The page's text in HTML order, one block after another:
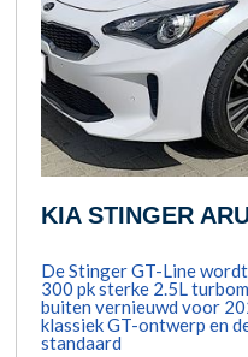
KIA STINGER
De Stinger GT-Line
300 pk sterke 2.5L
buiten vernieuwd voor
klassiek GT-ontwerp en
standaard